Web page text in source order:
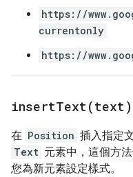
https://
currentonly
https://
insertText(text)
在 Position 插入指定
Text 元素中，這個方
您為新元素設定樣式。